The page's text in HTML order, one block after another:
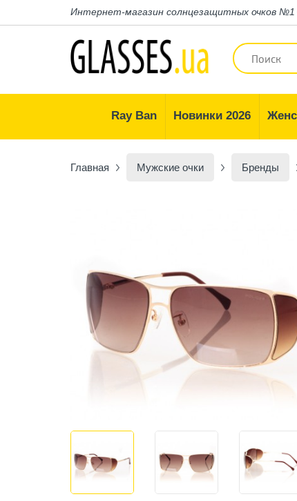
Интернет-магазин солнцезащитных очков №1
Ray Ban Новинки 2026
Главная Мужские очки Бренды